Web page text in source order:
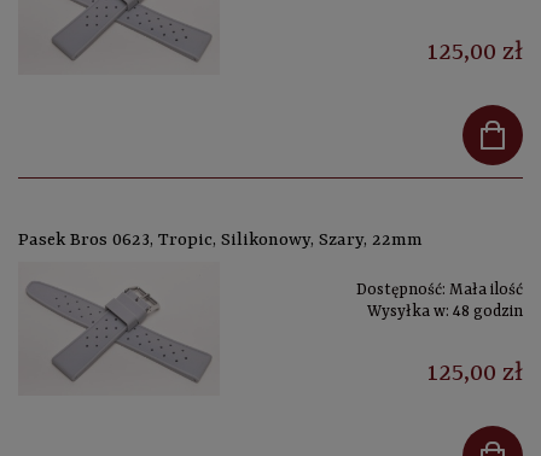
125,00 zł
Pasek Bros 0623, Tropic, Silikonowy, Szary, 22mm
Dostępność: Mała ilość
Wysyłka w: 48 godzin
125,00 zł